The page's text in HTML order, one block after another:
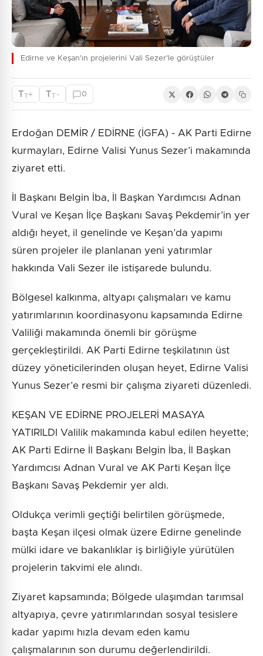
Edirne ve Keşan'ın projelerini Vali Sezer'le görüştüler
TT+ TT - 0
Erdoğan DEMİR / EDİRNE (İGFA) - AK Parti Edirne
kurmayları, Edirne Valisi Yunus Sezer’i makamında
ziyaret etti.
İl Başkanı Belgin İba, İl Başkan Yardımcısı Adnan
Vural ve Keşan İlçe Başkanı Savaş Pekdemir’in yer
aldığı heyet, il genelinde ve Keşan’da yapımı
süren projeler ile planlanan yeni yatırımlar
hakkında Vali Sezer ile istişarede bulundu.
Bölgesel kalkınma, altyapı çalışmaları ve kamu
yatırımlarının koordinasyonu kapsamında Edirne
Valiliği makamında önemli bir görüşme
gerçekleştirildi. AK Parti Edirne teşkilatının üst
düzey yöneticilerinden oluşan heyet, Edirne Valisi
Yunus Sezer’e resmi bir çalışma ziyareti düzenledi.
KEŞAN VE EDİRNE PROJELERİ MASAYA
YATIRILDI Valilik makamında kabul edilen heyette;
AK Parti Edirne İl Başkanı Belgin İba, İl Başkan
Yardımcısı Adnan Vural ve AK Parti Keşan İlçe
Başkanı Savaş Pekdemir yer aldı.
Oldukça verimli geçtiği belirtilen görüşmede,
başta Keşan ilçesi olmak üzere Edirne genelinde
mülki idare ve bakanlıklar iş birliğiyle yürütülen
projelerin takvimi ele alındı.
Ziyaret kapsamında; Bölgede ulaşımdan tarımsal
altyapıya, çevre yatırımlarından sosyal tesislere
kadar yapımı hızla devam eden kamu
çalışmalarının son durumu değerlendirildi.